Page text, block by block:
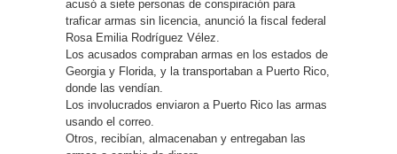
acusó a siete personas de conspiración para
traficar armas sin licencia, anunció la fiscal federal
Rosa Emilia Rodríguez Vélez.
Los acusados compraban armas en los estados de
Georgia y Florida, y la transportaban a Puerto Rico,
donde las vendían.
Los involucrados enviaron a Puerto Rico las armas
usando el correo.
Otros, recibían, almacenaban y entregaban las